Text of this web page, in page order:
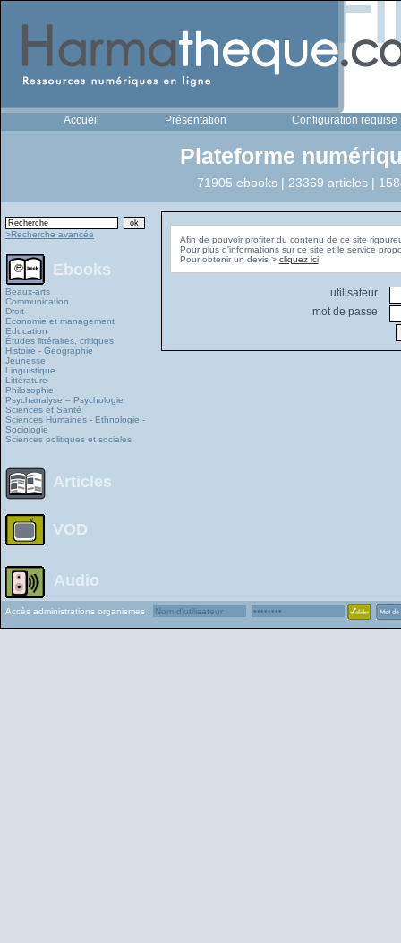
Accueil Présentation Configuration requise
Plateforme
71905 ebooks | 23369 articles |
>Recherche avancée
Ebooks
Beaux-arts
Communication
Droit
Economie et management
Education
Études littéraires, critiques
Histoire - Géographie
Jeunesse
Linguistique
Littérature
Philosophie
Psychanalyse – Psychologie
Sciences et Santé
Sciences Humaines - Ethnologie -
Sociologie
Sciences politiques et sociales
Articles
VOD
Audio
Afin de pouvoir profiter du contenu de ce site
Pour plus d'informations sur ce site et le service
Pour obtenir un devis > cliquez ici
utilisateur
mot de passe
Accès administrations organismes :